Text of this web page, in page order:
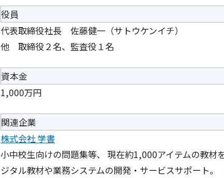
役員
代表取締役社長 佐藤健一（サトウケンイチ）
他 取締役２名、監査役１名
資本金
1,000万円
関連企業
株式会社 学書
小中校生向けの問題集等、 現在約1,000アイテムの教
ジタル教材や業務システムの開発・サービスサポート